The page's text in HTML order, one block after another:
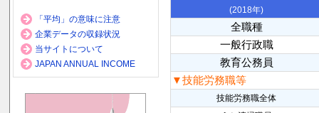
(2018年)
全職種
一般行政職
教育公務員
▼技能労務職等
技能労務職全体
「平均」の意味に注意
企業データの収録状況
当サイトについて
JAPAN ANNUAL INCOME